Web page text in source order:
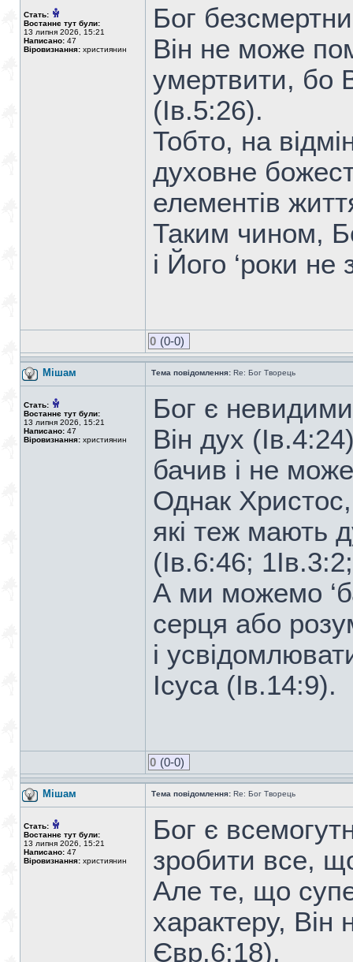
Стать:
Востаннє тут були:
13 липня 2026, 15:21
Написано: 47
Віровизнання: християнин
Бог
Він не може
умертвити, бо
(Ів.5:26).
Тобто, на
духовне
елементів
Таким чином,
і Його ‘роки не
0 (0-0)
Мішам Тема повідомлення: Re: Бог Творець
Стать:
Востаннє тут були:
13 липня 2026, 15:21
Написано: 47
Віровизнання: християнин
Бог є
Він дух
бачив і не
Однак
які теж мають
(Ів.6:46;
А ми можемо
серця або
і
Ісуса (Ів.14:9).
0 (0-0)
Мішам Тема повідомлення: Re: Бог Творець
Стать:
Востаннє тут були:
13 липня 2026, 15:21
Написано: 47
Віровизнання: християнин
Бог є
зробити все,
Але те, що
характеру,
Євр.6:18).